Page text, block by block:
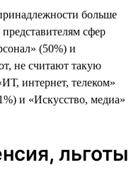
больше
сфер
(50%) и
не считают такую
интернет, телеком»
и «Искусство, медиа»
льготы